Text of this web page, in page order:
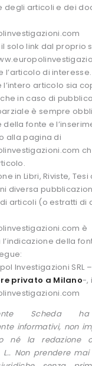
degli articoli e dei
il solo link dal proprio
l’articolo di interesse.
l’intero articolo sia
in caso di
è sempre
della fonte e
alla pagina di
in Libri, Riviste, Tesi
diversa
articoli (o estratti di
è
della
Investigazioni SRL
privato a Milano-,
Scheda
informativi, non
né la redazione
L.. Non prendere